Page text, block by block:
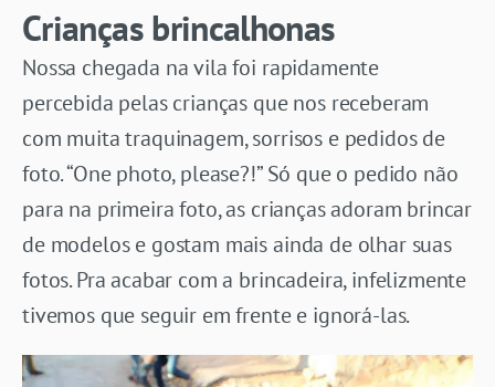
Crianças brincalhonas
Nossa chegada na vila foi rapidamente
percebida pelas crianças que nos receberam
com muita traquinagem, sorrisos e pedidos de
foto. “One photo, please?!” Só que o pedido não
para na primeira foto, as crianças adoram brincar
de modelos e gostam mais ainda de olhar suas
fotos. Pra acabar com a brincadeira, infelizmente
tivemos que seguir em frente e ignorá-las.